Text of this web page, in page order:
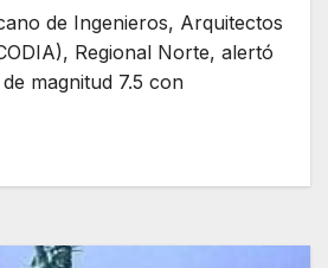
de Ingenieros, Arquitectos
Regional Norte, alertó
magnitud 7.5 con